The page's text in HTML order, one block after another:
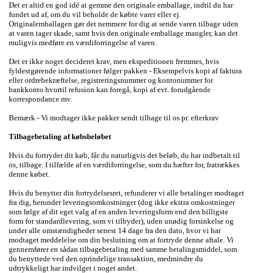
Det er altid en god idé at gemme den originale emballage, indtil du har
fundet ud af, om du vil beholde de købte varer eller ej.
Originalemballagen gør det nemmere for dig at sende varen tilbage uden
at varen tager skade, samt hvis den originale emballage mangler, kan det
muligvis medføre en værdiforringelse af varen.
Det er ikke noget decideret krav, men ekspeditionen fremmes, hvis
fyldestgørende informationer følger pakken - Eksempelvis kopi af faktura
eller ordrebekræftelse, registreringsnummer og kontonummer for
bankkonto hvortil refusion kan foregå, kopi af evt. forudgående
korrespondance mv.
Bemærk - Vi modtager ikke pakker sendt tilbage til os pr. efterkrav
Tilbagebetaling af købsbeløbet
Hvis du fortryder dit køb, får du naturligvis det beløb, du har indbetalt til
os, tilbage. I tilfælde af en værdiforringelse, som du hæfter for, fratrækkes
denne købet.
Hvis du benytter din fortrydelsesret, refunderer vi alle betalinger modtaget
fra dig, herunder leveringsomkostninger (dog ikke ekstra omkostninger
som følge af dit eget valg af en anden leveringsform end den billigste
form for standardlevering, som vi tilbyder), uden unødig forsinkelse og
under alle omstændigheder senest 14 dage fra den dato, hvor vi har
modtaget meddelelse om din beslutning om at fortryde denne aftale. Vi
gennemfører en sådan tilbagebetaling med samme betalingsmiddel, som
du benyttede ved den oprindelige transaktion, medmindre du
udtrykkeligt har indvilget i noget andet.